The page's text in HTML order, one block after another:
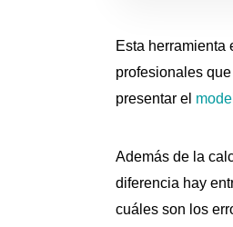
Esta herramienta
profesionales
presentar el
Además de la
diferencia hay
cuáles son los